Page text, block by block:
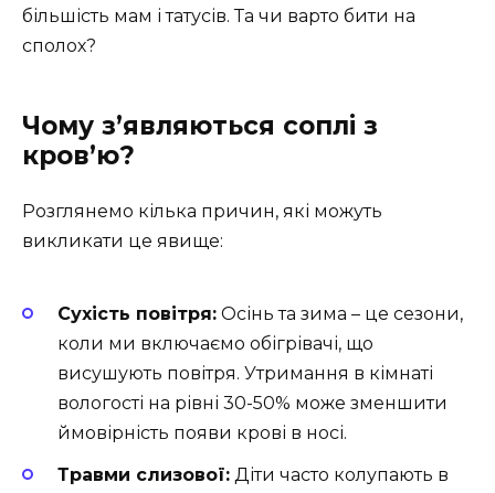
більшість мам і татусів. Та чи варто бити на
сполох?
Чому з’являються соплі з
кров’ю?
Розглянемо кілька причин, які можуть
викликати це явище:
Сухість повітря: Осінь та зима – це сезони,
коли ми включаємо обігрівачі, що
висушують повітря. Утримання в кімнаті
вологості на рівні 30-50% може зменшити
ймовірність появи крові в носі.
Травми слизової: Діти часто колупають в